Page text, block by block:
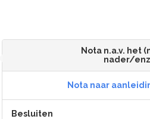
Nota n.a.v. het
nader/
Nota naar
Besluiten